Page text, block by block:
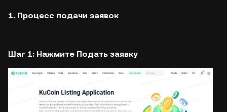
1. Процесс подачи заявок
Шаг 1: Нажмите Подать заявку